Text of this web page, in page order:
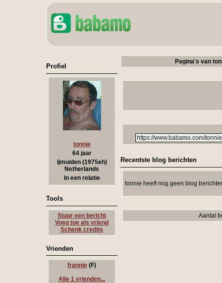
Profiel
tonnie
64 jaar
Ijmuiden (1975eh)
Netherlands
In een relatie
Tools
Stuur een bericht
Voeg toe als vriend
Schenk credits
Vrienden
frannie (F)
Alle 1 vrienden...
Pagina's van
Recentste blog berichten
tonnie heeft nog geen blog
Aantal